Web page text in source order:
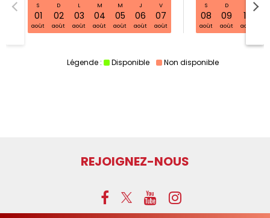
S
01
août
D
02
août
L
03
août
M
04
août
M
05
août
J
06
août
V
07
août
S
08
août
D
09
août
10
août
S32 sam. 01 août - 08 août
Légende : Disponible Non disponible
REJOIGNEZ-NOUS